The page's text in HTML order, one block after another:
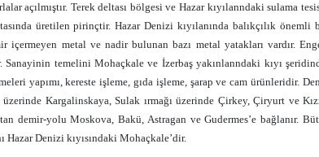
açılmıştır. Terek deltası bölgesi ve Hazar kıyılanndaki sulama
üretilen pirinçtir. Hazar Denizi kıyılanında balıkçılık
içermeyen metal ve nadir bulunan bazı metal yatakları vardır.
Sanayinin temelini Mohaçkale ve İzerbaş yakınlanndaki kıyı
yapımı, kereste işleme, gıda işleme, şarap ve cam ürünleridir.
üzerinde Kargalinskaya, Sulak ırmağı üzerinde Çirkey, Çiryurt ve
demir-yolu Moskova, Bakü, Astragan ve Gudermes’e bağlanır.
Hazar Denizi kıyısındaki Mohaçkale’dir.